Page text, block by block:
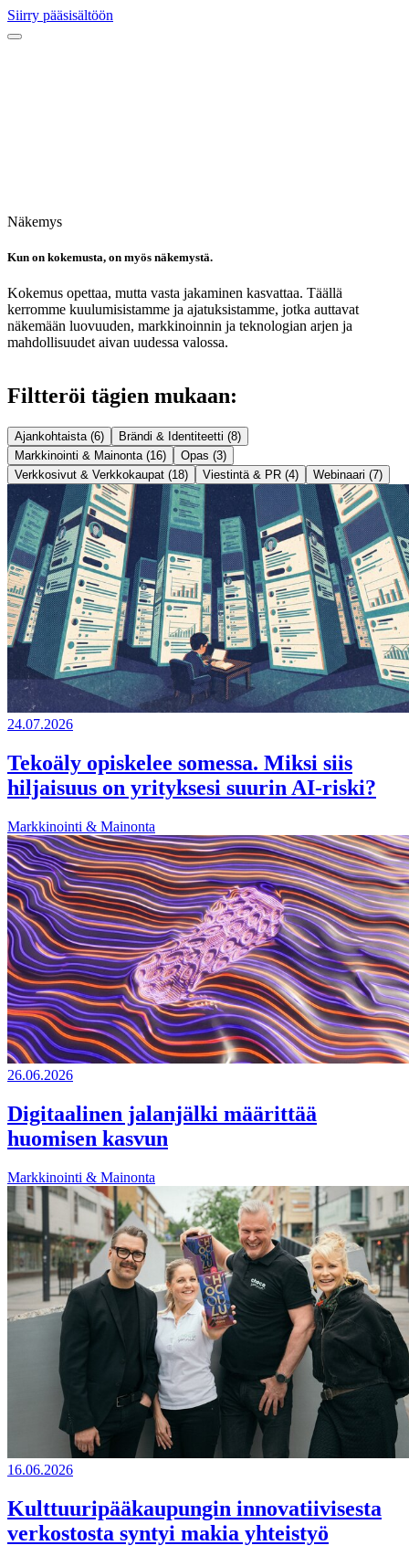
Siirry pääsisältöön
Näkemys
Kun on kokemusta, on myös näkemystä.
Kokemus opettaa, mutta vasta jakaminen kasvattaa. Täällä
kerromme kuulumisistamme ja ajatuksistamme, jotka auttavat
näkemään luovuuden, markkinoinnin ja teknologian arjen ja
mahdollisuudet aivan uudessa valossa.
Filtteröi tägien mukaan:
Ajankohtaista (6)
Brändi & Identiteetti (8)
Markkinointi & Mainonta (16)
Opas (3)
Verkkosivut & Verkkokaupat (18)
Viestintä & PR (4) Webinaari (7)
24.07.2026
Tekoäly opiskelee somessa. Miksi siis
hiljaisuus on yrityksesi suurin AI-riski?
Markkinointi & Mainonta
26.06.2026
Digitaalinen jalanjälki määrittää
huomisen kasvun
Markkinointi & Mainonta
16.06.2026
Kulttuuripääkaupungin innovatiivisesta
verkostosta syntyi makia yhteistyö